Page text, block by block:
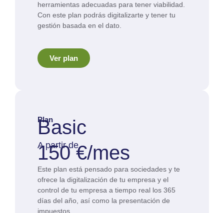
herramientas adecuadas para tener viabilidad.
Con este plan podrás digitalizarte y tener tu
gestión basada en el dato.
Ver plan
Plan
Basic
A partir de
150 €/mes
Este plan está pensado para sociedades y te
ofrece la digitalización de tu empresa y el
control de tu empresa a tiempo real los 365
días del año, así como la presentación de
impuestos.